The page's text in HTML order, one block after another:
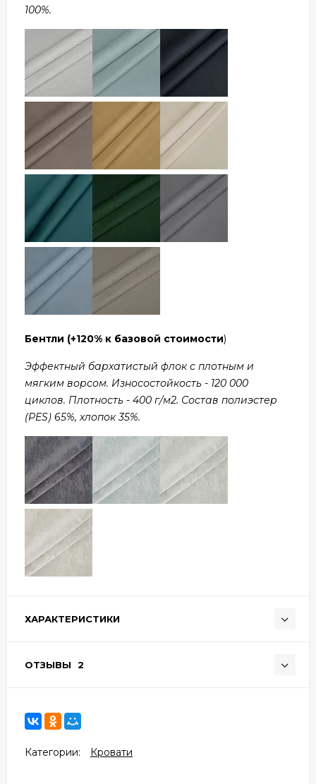
100%.
Бентли (+120% к базовой стоимости)
Эффектный бархатистый флок с плотным и
мягким ворсом. Износостойкость - 120 000
циклов. Плотность - 400 г/м2. Состав полиэстер
(PES) 65%, хлопок 35%.
ХАРАКТЕРИСТИКИ
ОТЗЫВЫ 2
Категории: Кровати